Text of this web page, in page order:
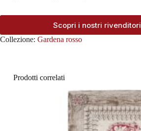
Scopri i nostri rivenditori
Collezione: Gardena rosso
Prodotti correlati